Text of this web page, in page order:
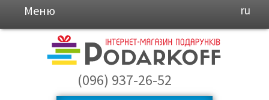
Меню ru
(096) 937-26-52